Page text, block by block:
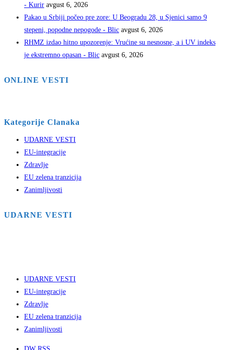
- Kurir avgust 6, 2026
Pakao u Srbiji počeo pre zore: U Beogradu 28, u Sjenici samo 9
stepeni, popodne nepogode - Blic avgust 6, 2026
RHMZ izdao hitno upozorenje: Vrućine su nesnosne, a i UV indeks
je ekstremno opasan - Blic avgust 6, 2026
ONLINE VESTI
Kategorije Clanaka
UDARNE VESTI
EU-integracije
Zdravlje
EU zelena tranzicija
Zanimljivosti
UDARNE VESTI
UDARNE VESTI
EU-integracije
Zdravlje
EU zelena tranzicija
Zanimljivosti